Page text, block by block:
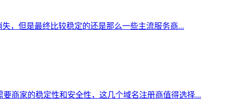
，但是最终比较稳定的还是那么一些主流服务商...
商家的稳定性和安全性，这几个域名注册商值得选择...